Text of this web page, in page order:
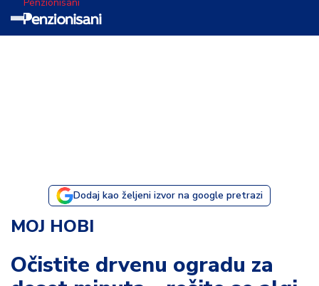
Dodaj kao željeni izvor na google pretrazi
MOJ HOBI
Očistite drvenu ogradu za